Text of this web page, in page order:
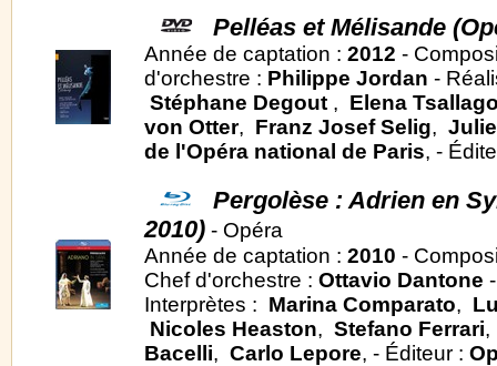
Pelléas et Mélisande
Année de captation : 2012 -
d'orchestre : Philippe Jordan -
Stéphane Degout , Elena
von Otter, Franz Josef Selig,
de l'Opéra national de Paris, -
Pergolèse : Adrien en
2010) - Opéra
Année de captation : 2010 -
Chef d'orchestre : Ottavio Dantone
Interprètes : Marina Comparato,
Nicoles Heaston, Stefano Ferrari
Bacelli, Carlo Lepore, - Éditeur :